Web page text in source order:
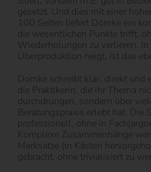
gesetzt. Und dies mit einer
100 Seiten liefert Domke ein
die wesentlichen Punkte trifft,
Wiederholungen zu verlieren. In
Überproduktion neigt, ist das
Domke schreibt klar, direkt und
die Praktikerin, die ihr Thema
durchdrungen, sondern über
Beratungspraxis erlebt hat. Die
professionell, ohne in
Komplexe Zusammenhänge
Merksätze (in Kästen
gebracht, ohne trivialisiert zu